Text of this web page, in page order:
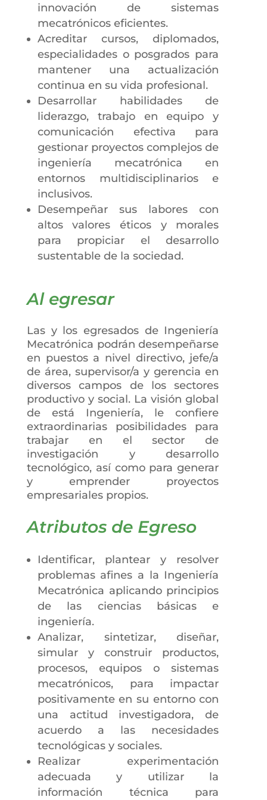
innovación de sistemas
mecatrónicos eficientes.
Acreditar cursos, diplomados,
especialidades o posgrados para
mantener una actualización
continua en su vida profesional.
Desarrollar habilidades de
liderazgo, trabajo en equipo y
comunicación efectiva para
gestionar proyectos complejos de
ingeniería mecatrónica en
entornos multidisciplinarios e
inclusivos.
Desempeñar sus labores con
altos valores éticos y morales
para propiciar el desarrollo
sustentable de la sociedad.
Al egresar
Las y los egresados de Ingeniería
Mecatrónica podrán desempeñarse
en puestos a nivel directivo, jefe/a
de área, supervisor/a y gerencia en
diversos campos de los sectores
productivo y social. La visión global
de está Ingeniería, le confiere
extraordinarias posibilidades para
trabajar en el sector de
investigación y desarrollo
tecnológico, así como para generar
y emprender proyectos
empresariales propios.
Atributos de Egreso
Identificar, plantear y resolver
problemas afines a la Ingeniería
Mecatrónica aplicando principios
de las ciencias básicas e
ingeniería.
Analizar, sintetizar, diseñar,
simular y construir productos,
procesos, equipos o sistemas
mecatrónicos, para impactar
positivamente en su entorno con
una actitud investigadora, de
acuerdo a las necesidades
tecnológicas y sociales.
Realizar experimentación
adecuada y utilizar la
información técnica para